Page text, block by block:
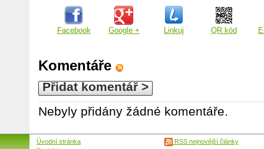
Facebook Google + Linkuj QR kód
Komentáře
Přidat komentář >
Nebyly přidány žádné komentáře.
Úvodní stránka
RSS nejnovější články